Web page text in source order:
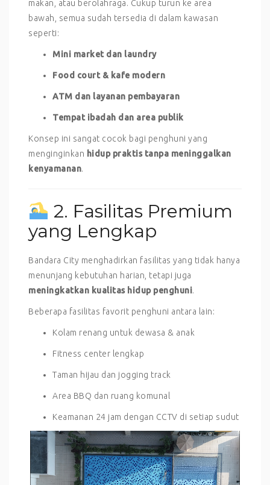
makan, atau berolahraga. Cukup turun ke area
bawah, semua sudah tersedia di dalam kawasan
seperti:
Mini market dan laundry
Food court & kafe modern
ATM dan layanan pembayaran
Tempat ibadah dan area publik
Konsep ini sangat cocok bagi penghuni yang
menginginkan hidup praktis tanpa meninggalkan
kenyamanan.
2. Fasilitas Premium
yang Lengkap
Bandara City menghadirkan fasilitas yang tidak hanya
menunjang kebutuhan harian, tetapi juga
meningkatkan kualitas hidup penghuni.
Beberapa fasilitas favorit penghuni antara lain:
Kolam renang untuk dewasa & anak
Fitness center lengkap
Taman hijau dan jogging track
Area BBQ dan ruang komunal
Keamanan 24 jam dengan CCTV di setiap sudut